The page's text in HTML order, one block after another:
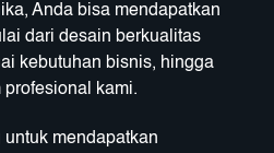
Anda bisa mendapatkan
dari desain berkualitas
kebutuhan bisnis, hingga
kami.
mendapatkan